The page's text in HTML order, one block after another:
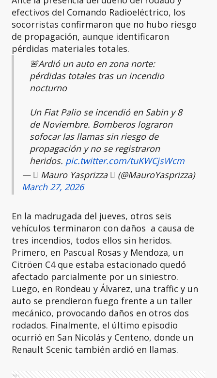
efectivos del Comando Radioeléctrico, los
socorristas confirmaron que no hubo riesgo
de propagación, aunque identificaron
pérdidas materiales totales.
🚨Ardió un auto en zona norte:
pérdidas totales tras un incendio
nocturno
Un Fiat Palio se incendió en Sabin y 8
de Noviembre. Bomberos lograron
sofocar las llamas sin riesgo de
propagación y no se registraron
heridos. pic.twitter.com/tuKWCjsWcm
—  Mauro Yasprizza  (@MauroYasprizza)
March 27, 2026
En la madrugada del jueves, otros seis
vehículos terminaron con daños a causa de
tres incendios, todos ellos sin heridos.
Primero, en Pascual Rosas y Mendoza, un
Citröen C4 que estaba estacionado quedó
afectado parcialmente por un siniestro.
Luego, en Rondeau y Álvarez, una traffic y un
auto se prendieron fuego frente a un taller
mecánico, provocando daños en otros dos
rodados. Finalmente, el último episodio
ocurrió en San Nicolás y Centeno, donde un
Renault Scenic también ardió en llamas.
Ads